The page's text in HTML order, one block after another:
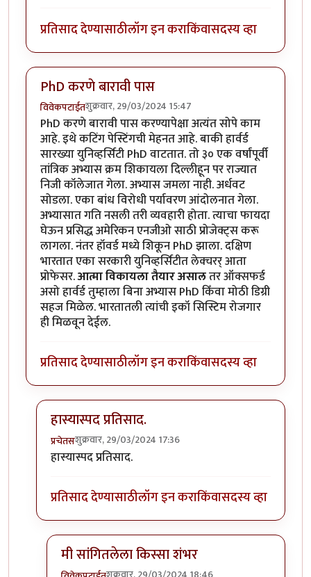
प्रतिसाद देण्यासाठीलॉग इन कराकिंवासदस्य व्हा
PhD करणे बारावी पास
विवेकपटाईतशुक्रवार, 29/03/2024 15:47
PhD करणे बारावी पास करण्यापेक्षा अत्यंत सोपे काम
आहे. इथे कटिंग पेस्टिंगची मेहनत आहे. बाकी हार्वर्ड
सारख्या युनिव्हर्सिटी PhD वाटतात. तो ३० एक वर्षांपूर्वी
तांत्रिक अभ्यास क्रम शिकायला दिल्लीहून पर राज्यात
निजी कॉलेजात गेला. अभ्यास जमला नाही. अर्धवट
सोडला. एका बांध विरोधी पर्यावरण आंदोलनात गेला.
अभ्यासात गति नसली तरी व्यवहारी होता. त्याचा फायदा
घेऊन प्रसिद्ध अमेरिकन एनजीओ साठी प्रोजेक्ट्स करू
लागला. नंतर हॉवर्ड मध्ये शिकून PhD झाला. दक्षिण
भारतात एका सरकारी युनिव्हर्सिटीत लेक्चरर् आता
प्रोफेसर.आत्मा विकायला तैयार असालतर ऑक्सफर्ड
असो हार्वर्ड तुम्हाला बिना अभ्यास PhD किँवा मोठी डिग्री
सहज मिळेल. भारतातली त्यांची इकॉ सिस्टिम रोजगार
ही मिळवून देईल.
प्रतिसाद देण्यासाठीलॉग इन कराकिंवासदस्य व्हा
हास्यास्पद प्रतिसाद.
प्रचेतसशुक्रवार, 29/03/2024 17:36
In reply toPhD करणे बारावी पास
हास्यास्पद प्रतिसाद.
प्रतिसाद देण्यासाठीलॉग इन कराकिंवासदस्य व्हा
मी सांगितलेला किस्सा शंभर